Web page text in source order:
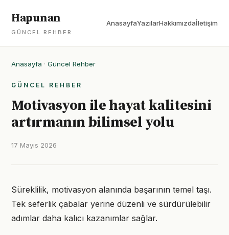
Hapunan
GÜNCEL REHBER
AnasayfaYazılarHakkımızdaİletişim
Anasayfa · Güncel Rehber
GÜNCEL REHBER
Motivasyon ile hayat kalitesini
artırmanın bilimsel yolu
17 Mayıs 2026
Süreklilik, motivasyon alanında başarının temel taşı.
Tek seferlik çabalar yerine düzenli ve sürdürülebilir
adımlar daha kalıcı kazanımlar sağlar.